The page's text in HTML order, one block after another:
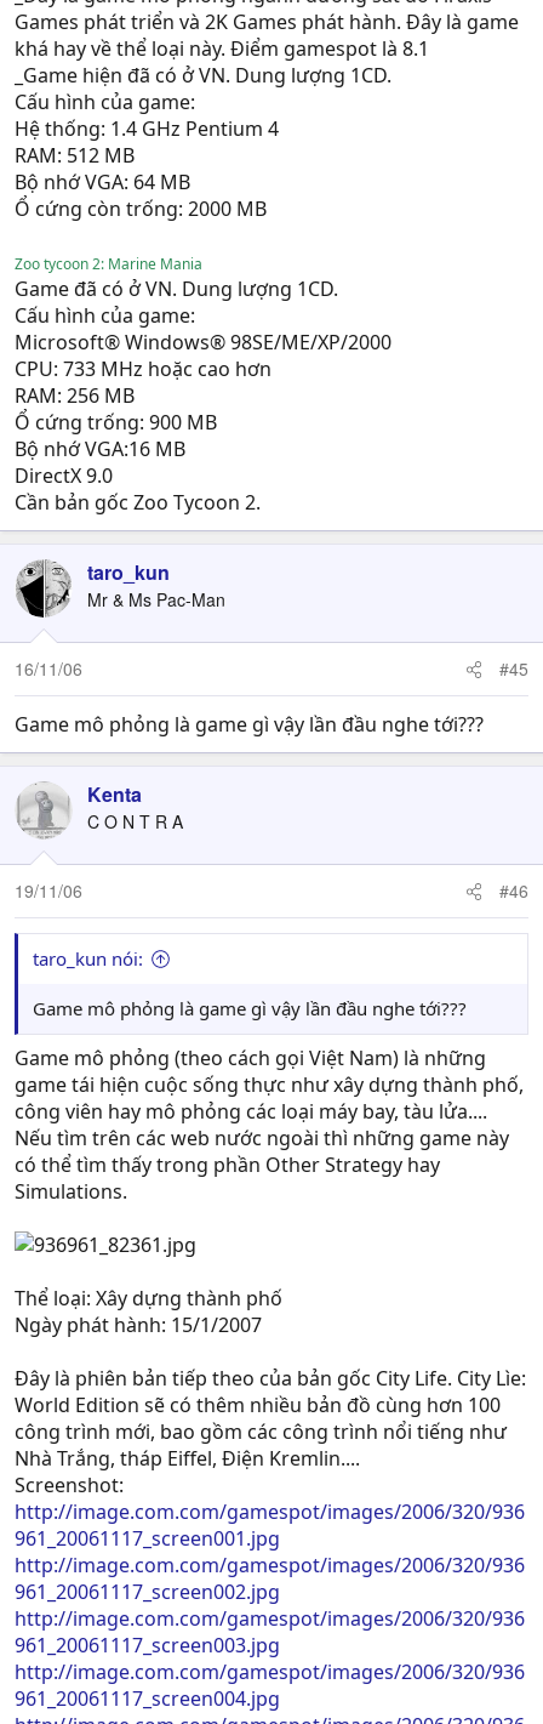
Games phát triển và 2K Games phát hành. Đây là game
khá hay về thể loại này. Điểm gamespot là 8.1
_Game hiện đã có ở VN. Dung lượng 1CD.
Cấu hình của game:
Hệ thống: 1.4 GHz Pentium 4
RAM: 512 MB
Bộ nhớ VGA: 64 MB
Ổ cứng còn trống: 2000 MB
Zoo tycoon 2: Marine Mania
Game đã có ở VN. Dung lượng 1CD.
Cấu hình của game:
Microsoft® Windows® 98SE/ME/XP/2000
CPU: 733 MHz hoặc cao hơn
RAM: 256 MB
Ổ cứng trống: 900 MB
Bộ nhớ VGA:16 MB
DirectX 9.0
Cần bản gốc Zoo Tycoon 2.
taro_kun
Mr & Ms Pac-Man
16/11/06 #45
Game mô phỏng là game gì vậy lần đầu nghe tới???
Kenta
C O N T R A
19/11/06 #46
taro_kun nói:
Game mô phỏng là game gì vậy lần đầu nghe tới???
Game mô phỏng (theo cách gọi Việt Nam) là những
game tái hiện cuộc sống thực như xây dựng thành phố,
công viên hay mô phỏng các loại máy bay, tàu lửa....
Nếu tìm trên các web nước ngoài thì những game này
có thể tìm thấy trong phần Other Strategy hay
Simulations.
Thể loại: Xây dựng thành phố
Ngày phát hành: 15/1/2007
Đây là phiên bản tiếp theo của bản gốc City Life. City Lìe:
World Edition sẽ có thêm nhiều bản đồ cùng hơn 100
công trình mới, bao gồm các công trình nổi tiếng như
Nhà Trắng, tháp Eiffel, Điện Kremlin....
Screenshot:
http://image.com.com/gamespot/images/2006/320/936
961_20061117_screen001.jpg
http://image.com.com/gamespot/images/2006/320/936
961_20061117_screen002.jpg
http://image.com.com/gamespot/images/2006/320/936
961_20061117_screen003.jpg
http://image.com.com/gamespot/images/2006/320/936
961_20061117_screen004.jpg